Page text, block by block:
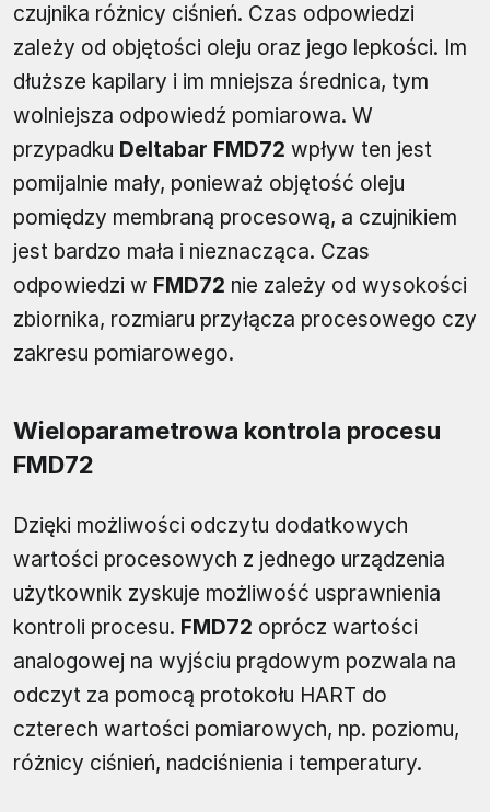
czujnika różnicy ciśnień. Czas odpowiedzi
zależy od objętości oleju oraz jego lepkości. Im
dłuższe kapilary i im mniejsza średnica, tym
wolniejsza odpowiedź pomiarowa. W
przypadku Deltabar FMD72 wpływ ten jest
pomijalnie mały, ponieważ objętość oleju
pomiędzy membraną procesową, a czujnikiem
jest bardzo mała i nieznacząca. Czas
odpowiedzi w FMD72 nie zależy od wysokości
zbiornika, rozmiaru przyłącza procesowego czy
zakresu pomiarowego.
Wieloparametrowa kontrola procesu
FMD72
Dzięki możliwości odczytu dodatkowych
wartości procesowych z jednego urządzenia
użytkownik zyskuje możliwość usprawnienia
kontroli procesu. FMD72 oprócz wartości
analogowej na wyjściu prądowym pozwala na
odczyt za pomocą protokołu HART do
czterech wartości pomiarowych, np. poziomu,
różnicy ciśnień, nadciśnienia i temperatury.